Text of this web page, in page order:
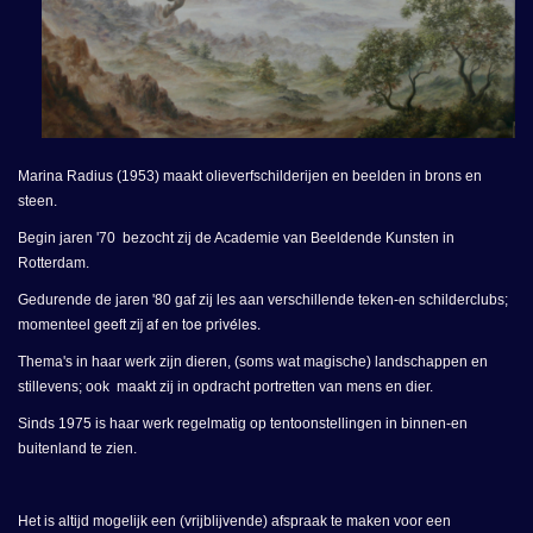
Marina Radius (1953) maakt olieverfschilderijen en beelden in brons en
steen.
Begin jaren '70 bezocht zij de Academie van Beeldende Kunsten in
Rotterdam.
Gedurende de jaren '80 gaf zij les aan verschillende teken-en schilderclubs;
momenteel geeft zij af en toe privéles.
Thema's in haar werk zijn dieren, (soms wat magische) landschappen en
stillevens; ook maakt zij in opdracht portretten van mens en dier.
Sinds 1975 is haar werk regelmatig op tentoonstellingen in binnen-en
buitenland te zien.
Het is altijd mogelijk een (vrijblijvende) afspraak te maken voor een